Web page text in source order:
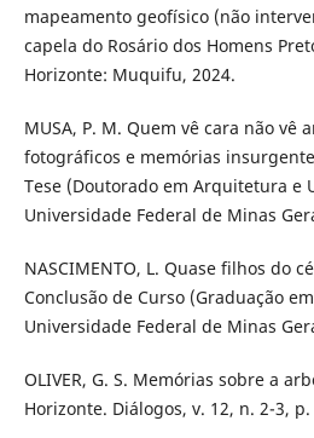
mapeamento geofísico (não
capela do Rosário dos Homens
Horizonte: Muquifu, 2024.
MUSA, P. M. Quem vê cara não vê
fotográficos e memórias
Tese (Doutorado em Arquitetura e
Universidade Federal de Minas
NASCIMENTO, L. Quase filhos do
Conclusão de Curso (Graduação
Universidade Federal de Minas
OLIVER, G. S. Memórias sobre a
Horizonte. Diálogos, v. 12, n. 2-3, p.